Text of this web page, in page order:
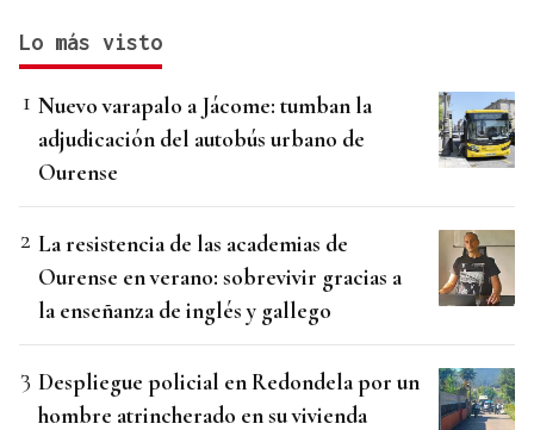
Lo más visto
Nuevo varapalo a Jácome: tumban la
adjudicación del autobús urbano de
Ourense
La resistencia de las academias de
Ourense en verano: sobrevivir gracias a
la enseñanza de inglés y gallego
Despliegue policial en Redondela por un
hombre atrincherado en su vivienda